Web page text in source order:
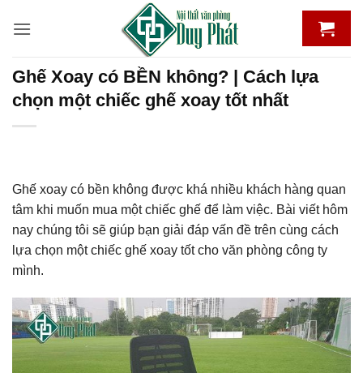
qua
dungGhế Xoay có BỀN không? | Cách lựa
chọn một chiếc ghế xoay tốt nhất
Ghế xoay có bền không được khá nhiều khách hàng quan
tâm khi muốn mua một chiếc ghế để làm việc. Bài viết hôm
nay chúng tôi sẽ giúp bạn giải đáp vấn đề trên cùng cách
lựa chọn một chiếc ghế xoay tốt cho văn phòng công ty
mình.